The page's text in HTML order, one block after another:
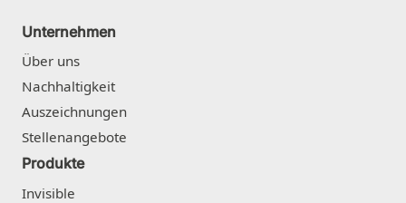
Unternehmen
Über uns
Nachhaltigkeit
Auszeichnungen
Stellenangebote
Produkte
Invisible